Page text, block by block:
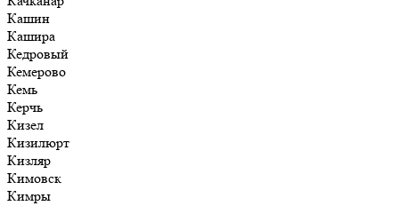
Кашин
Кашира
Кедровый
Кемерово
Кемь
Керчь
Кизел
Кизилюрт
Кизляр
Кимовск
Кимры